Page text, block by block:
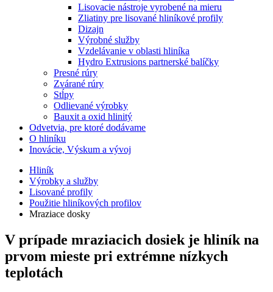
Lisovacie nástroje vyrobené na mieru
Zliatiny pre lisované hliníkové profily
Dizajn
Výrobné služby
Vzdelávanie v oblasti hliníka
Hydro Extrusions partnerské balíčky
Presné rúry
Zvárané rúry
Stĺpy
Odlievané výrobky
Bauxit a oxid hlinitý
Odvetvia, pre ktoré dodávame
O hliníku
Inovácie, Výskum a vývoj
Hliník
Výrobky a služby
Lisované profily
Použitie hliníkových profilov
Mraziace dosky
V prípade mraziacich dosiek je hliník na
prvom mieste pri extrémne nízkych
teplotách